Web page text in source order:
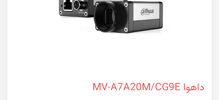
داهوا MV-A7A20M/CG9E